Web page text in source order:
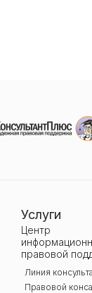
Услуги
Центр
правовой
Линия
Правовой